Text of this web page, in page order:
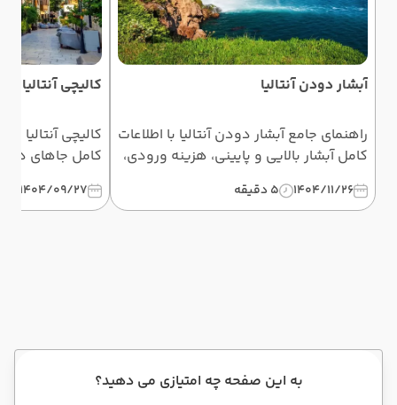
آبشار دودن آنتالیا
راهنمای جامع آبشار دودن آنتالیا با اطلاعات
کامل آبشار بالایی و پایینی، هزینه ورودی،
روش دسترسی، ساعات بازدید، تورهای
تفریحی و بهترین زمان سفر.
1404/11/26 5 دقیقه
کالیچی آنتالیا
کامل جاهای
مسیر دسترسی،
گردشگری.
1404/09/27
به این صفحه چه امتیازی می دهید؟